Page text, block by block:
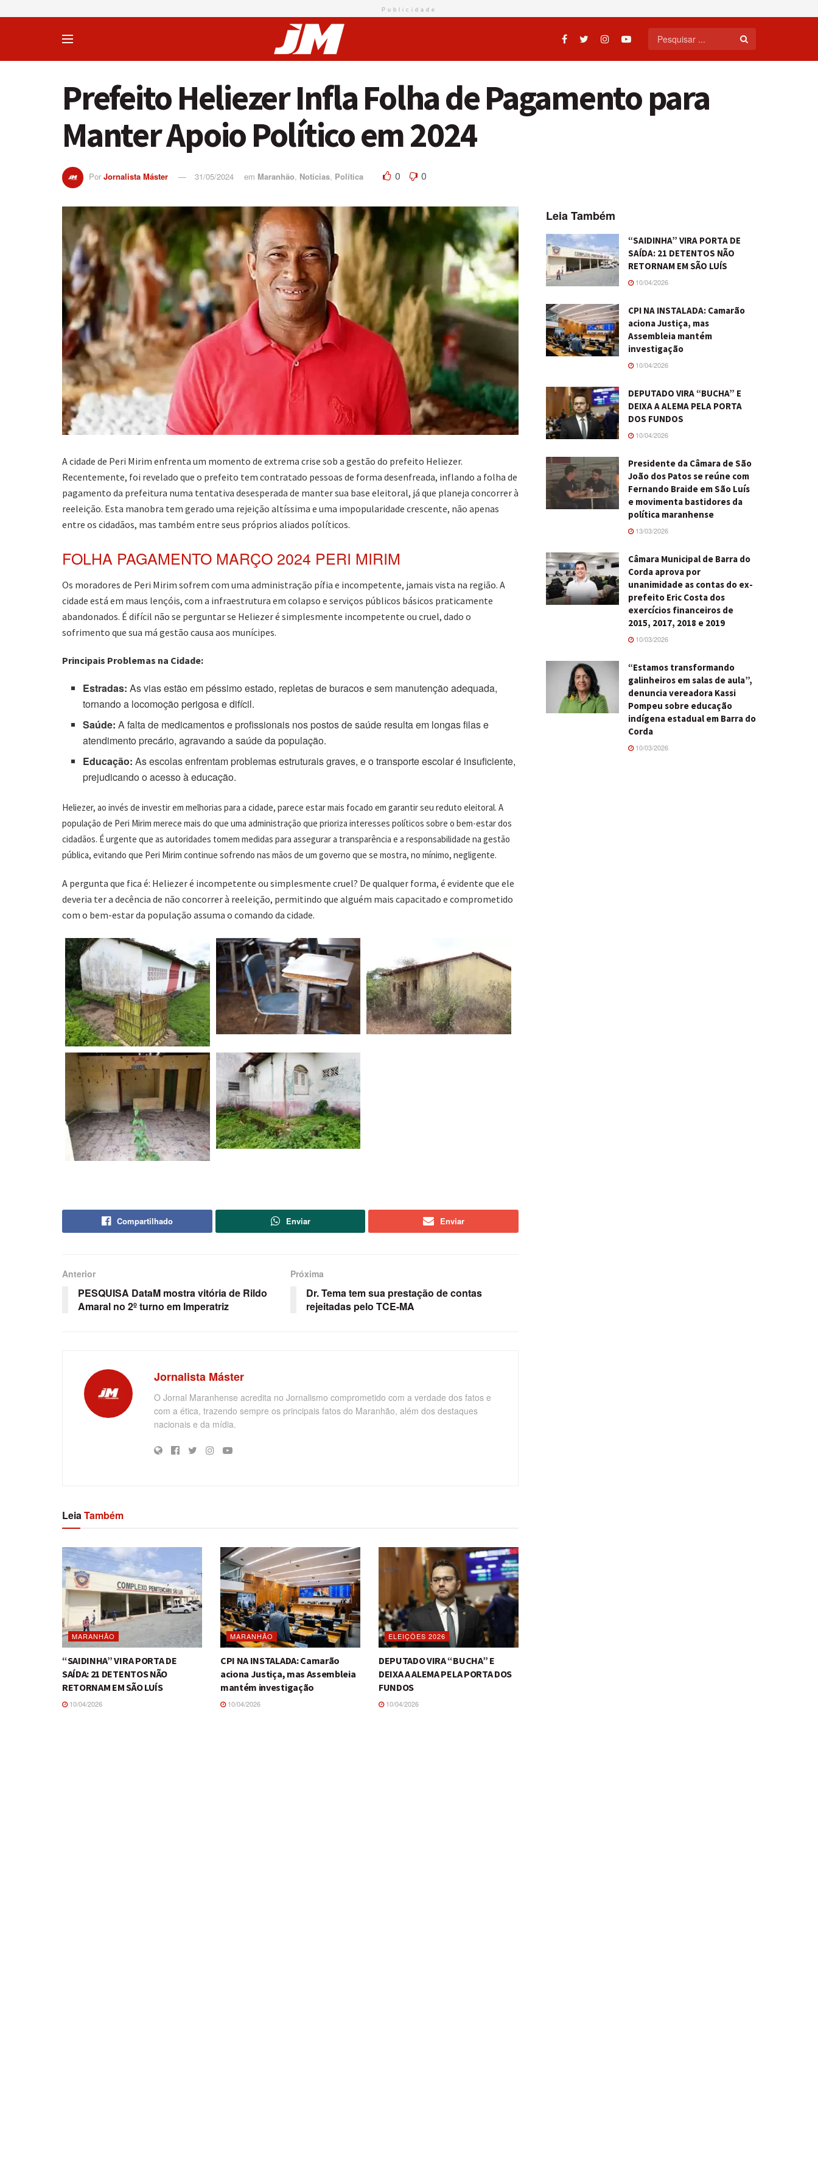
Publicidade
Prefeito Heliezer Infla Folha de Pagamento para
Manter Apoio Político em 2024
Por Jornalista Máster 31/05/2024 em Maranhão, Notícias, Política 0 0
A cidade de Peri Mirim enfrenta um momento de extrema crise sob a gestão do prefeito Heliezer.
Recentemente, foi revelado que o prefeito tem contratado pessoas de forma desenfreada, inflando a folha de
pagamento da prefeitura numa tentativa desesperada de manter sua base eleitoral, já que planeja concorrer à
reeleição. Esta manobra tem gerado uma rejeição altíssima e uma impopularidade crescente, não apenas
entre os cidadãos, mas também entre seus próprios aliados políticos.
FOLHA PAGAMENTO MARÇO 2024 PERI MIRIM
Os moradores de Peri Mirim sofrem com uma administração pífia e incompetente, jamais vista na região. A
cidade está em maus lençóis, com a infraestrutura em colapso e serviços públicos básicos praticamente
abandonados. É difícil não se perguntar se Heliezer é simplesmente incompetente ou cruel, dado o
sofrimento que sua má gestão causa aos munícipes.
Principais Problemas na Cidade:
Estradas: As vias estão em péssimo estado, repletas de buracos e sem manutenção adequada,
tornando a locomoção perigosa e difícil.
Saúde: A falta de medicamentos e profissionais nos postos de saúde resulta em longas filas e
atendimento precário, agravando a saúde da população.
Educação: As escolas enfrentam problemas estruturais graves, e o transporte escolar é insuficiente,
prejudicando o acesso à educação.
Heliezer, ao invés de investir em melhorias para a cidade, parece estar mais focado em garantir seu reduto eleitoral. A
população de Peri Mirim merece mais do que uma administração que prioriza interesses políticos sobre o bem-estar dos
cidadãos. É urgente que as autoridades tomem medidas para assegurar a transparência e a responsabilidade na gestão
pública, evitando que Peri Mirim continue sofrendo nas mãos de um governo que se mostra, no mínimo, negligente.
A pergunta que fica é: Heliezer é incompetente ou simplesmente cruel? De qualquer forma, é evidente que ele
deveria ter a decência de não concorrer à reeleição, permitindo que alguém mais capacitado e comprometido
com o bem-estar da população assuma o comando da cidade.
Compartilhado Enviar Enviar
Anterior
PESQUISA DataM mostra vitória de Rildo
Amaral no 2º turno em Imperatriz
Próxima
Dr. Tema tem sua prestação de contas
rejeitadas pelo TCE-MA
Jornalista Máster
O Jornal Maranhense acredita no Jornalismo comprometido com a verdade dos fatos e
com a ética, trazendo sempre os principais fatos do Maranhão, além dos destaques
nacionais e da mídia.
LeiaTambém
MARANHÃO
“SAIDINHA” VIRA PORTA DE
SAÍDA: 21 DETENTOS NÃO
RETORNAM EM SÃO LUÍS
10/04/2026
MARANHÃO
CPI NA INSTALADA: Camarão
aciona Justiça, mas Assembleia
mantém investigação
10/04/2026
ELEIÇÕES 2026
DEPUTADO VIRA “BUCHA” E
DEIXA A ALEMA PELA PORTA DOS
FUNDOS
10/04/2026
Leia Também
“SAIDINHA” VIRA PORTA DE
SAÍDA: 21 DETENTOS NÃO
RETORNAM EM SÃO LUÍS
10/04/2026
CPI NA INSTALADA: Camarão
aciona Justiça, mas
Assembleia mantém
investigação
10/04/2026
DEPUTADO VIRA “BUCHA” E
DEIXA A ALEMA PELA PORTA
DOS FUNDOS
10/04/2026
Presidente da Câmara de São
João dos Patos se reúne com
Fernando Braide em São Luís
e movimenta bastidores da
política maranhense
13/03/2026
Câmara Municipal de Barra do
Corda aprova por
unanimidade as contas do ex-
prefeito Eric Costa dos
exercícios financeiros de
2015, 2017, 2018 e 2019
10/03/2026
“Estamos transformando
galinheiros em salas de aula”,
denuncia vereadora Kassi
Pompeu sobre educação
indígena estadual em Barra do
Corda
10/03/2026